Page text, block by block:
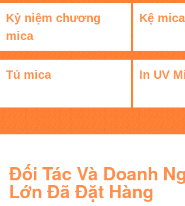
Kỷ niệm chương
mica
Kệ
Tủ mica In UV
Đối Tác Và Doanh
Lớn Đã Đặt Hàng